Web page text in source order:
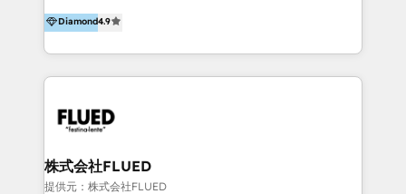
50% più alto tra i nostri clienti rispetto le altre
aziende. Lavoriamo con aziende B2B tra i 5 e i 35
massimizzare il ritorno sugli investimenti.
ーコードCMS構築、CRM／MA／SFAの設計・運用、他
システムAPI連携・開発、営業定着支援、カスタマーサ
クセス体制の設計まで、ワンストップ完結できる支援体
制を整えています。 HubSpotの導入支援だけでなく、
ナリオ設計まで含めてご提案。「導入して終わり」では
と。それが、ハブワンのスタンスです。 また、
HubSpotはもちろん、ferret One、WordPress、
Diamond4.9
株式会社FLUED
提供元：株式会社FLUED